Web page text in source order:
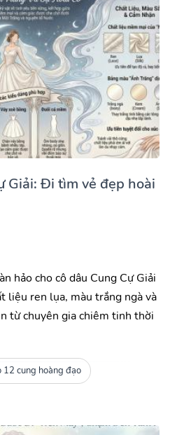
Giải: Đi tìm vẻ đẹp hoài
hảo cho cô dâu Cung Cự Giải
liệu ren lụa, màu trắng ngà và
từ chuyên gia chiêm tinh thời
12 cung hoàng đạo